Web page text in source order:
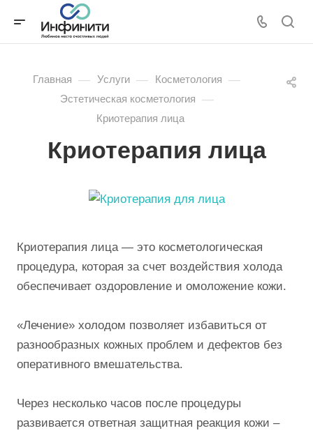
Главная — Услуги — Косметология —
Эстетическая косметология —
Криотерапия лица
Криотерапия лица
Криотерапия лица — это косметологическая
процедура, которая за счет воздействия холода
обеспечивает оздоровление и омоложение кожи.
«Лечение» холодом позволяет избавиться от
разнообразных кожных проблем и дефектов без
оперативного вмешательства.
Через несколько часов после процедуры
развивается ответная защитная реакция кожи –